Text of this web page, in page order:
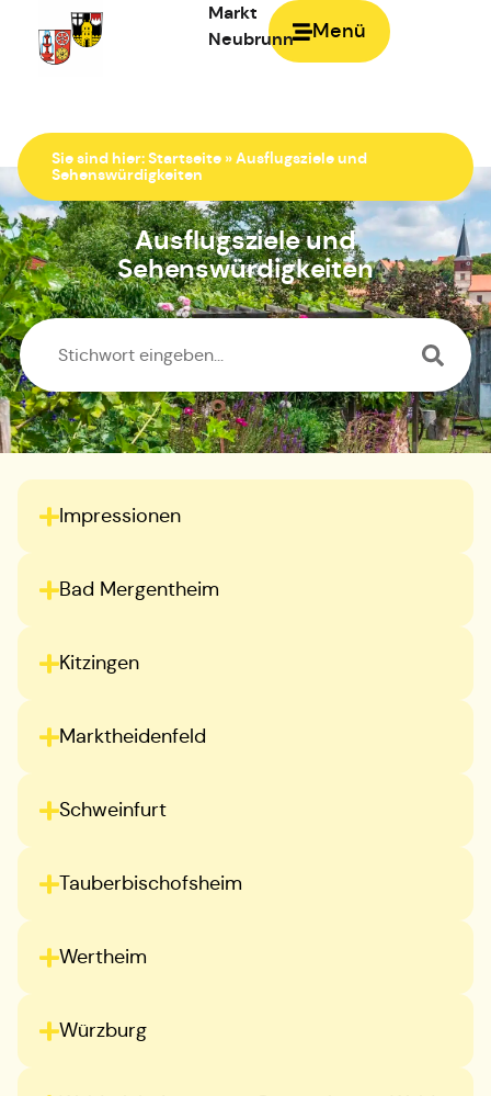
Menü
Markt
Neubrunn
Sie sind hier:Startseite »Ausflugsziele und
Sehenswürdigkeiten
Ausflugsziele und
Sehenswürdigkeiten
Impressionen
Bad Mergentheim
Kitzingen
Marktheidenfeld
Schweinfurt
Tauberbischofsheim
Wertheim
Würzburg